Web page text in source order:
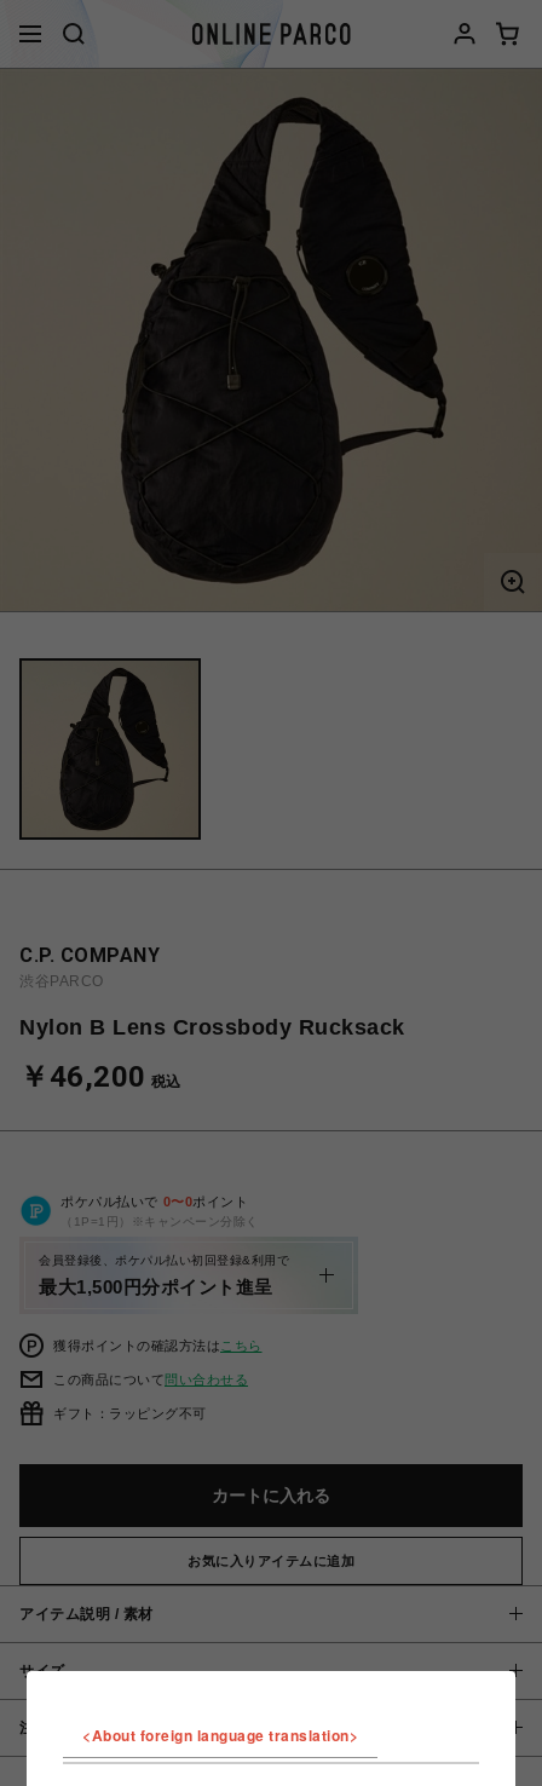
C.P. COMPANY
渋谷PARCO
Nylon B Lens Crossbody Rucksack
￥46,200 税込
ポケパル払いで 0〜0ポイント
（1P=1円）※キャンペーン分除く
会員登録後、ポケパル払い初回登録&利用で
最大1,500円分ポイント進呈
獲得ポイントの確認方法は こちら
この商品について問い合わせる
ギフト：ラッピング不可
カートに入れる
お気に入りアイテムに追加
アイテム説明 / 素材
サイズ
注意事項 <About foreign language translation>